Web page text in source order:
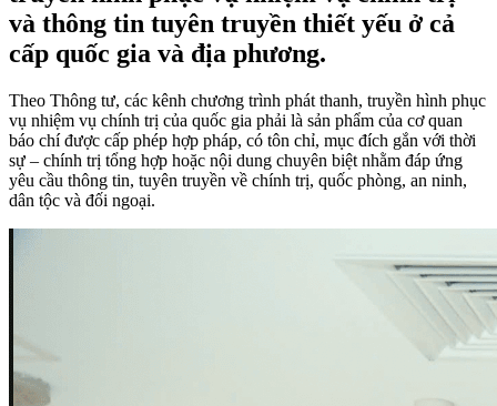
và thông tin tuyên truyền thiết yếu ở cả
cấp quốc gia và địa phương.
Theo Thông tư, các kênh chương trình phát thanh, truyền hình phục
vụ nhiệm vụ chính trị của quốc gia phải là sản phẩm của cơ quan
báo chí được cấp phép hợp pháp, có tôn chỉ, mục đích gắn với thời
sự – chính trị tổng hợp hoặc nội dung chuyên biệt nhằm đáp ứng
yêu cầu thông tin, tuyên truyền về chính trị, quốc phòng, an ninh,
dân tộc và đối ngoại.